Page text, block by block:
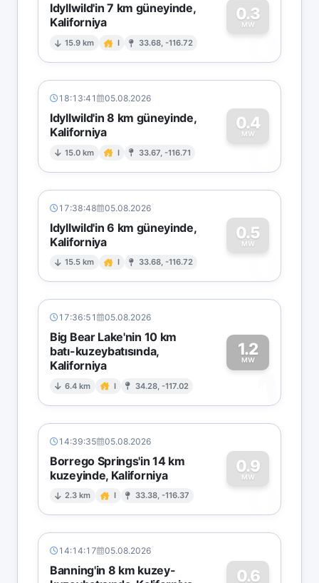
Idyllwild'in 7 km güneyinde,
Kaliforniya
15.9 km I 33.68, -116.72
0.3
MW
0
18:13:41 05.08.2026
Idyllwild'in 8 km güneyinde,
Kaliforniya
15.0 km I 33.67, -116.71
0.4
MW
0
17:38:48 05.08.2026
Idyllwild'in 6 km güneyinde,
Kaliforniya
15.5 km I 33.68, -116.72
0.5
MW
0
17:36:51 05.08.2026
Big Bear Lake'nin 10 km
batı-kuzeybatısında,
Kaliforniya
6.4 km I 34.28, -117.02
1.2
MW
1
14:39:35 05.08.2026
Borrego Springs'in 14 km
kuzeyinde, Kaliforniya
2.3 km I 33.38, -116.37
0.9
MW
0
14:14:17 05.08.2026
Banning'in 8 km kuzey-
0.6